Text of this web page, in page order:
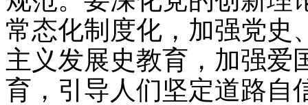
常态化制度化，加强党史
主义发展史教育，加强爱
育，引导人们坚定道路自